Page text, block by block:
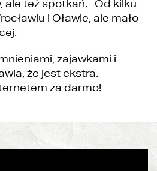
ale też spotkań. Od kilku
i Oławie, ale mało
zajawkami i
że jest ekstra.
za darmo!